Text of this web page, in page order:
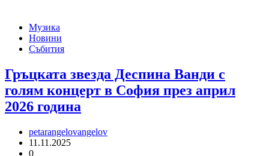
Музика
Новини
Събития
Гръцката звезда Деспина Ванди с
голям концерт в София през април
2026 година
petarangelovangelov
11.11.2025
0